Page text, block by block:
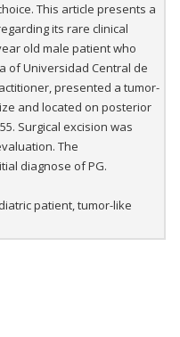
This article presents a
its rare clinical
old male patient who
of Universidad Central de
presented a tumor-
and located on posterior
Surgical excision was
The
diagnose of PG.
patient, tumor-like